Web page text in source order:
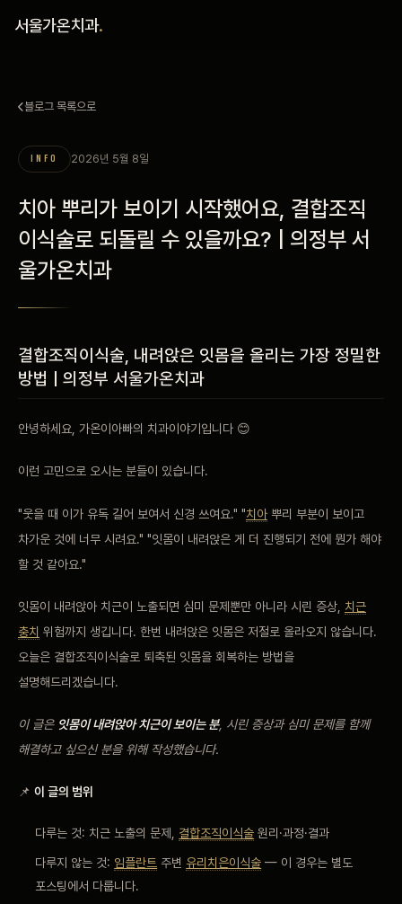
서울가온치과.
의료진
안내
블로그
비포 애프터
공지사항
회원가입 / 로그인
블로그 목록으로
INFO 2026년 5월 8일
치아 뿌리가 보이기 시작했어요, 결합조직
이식술로 되돌릴 수 있을까요? | 의정부 서
울가온치과
결합조직이식술, 내려앉은 잇몸을 올리는 가장 정밀한
방법 | 의정부 서울가온치과
안녕하세요, 가온이아빠의 치과이야기입니다 😊
이런 고민으로 오시는 분들이 있습니다.
"웃을 때 이가 유독 길어 보여서 신경 쓰여요." "치아 뿌리 부분이 보이고
차가운 것에 너무 시려요." "잇몸이 내려앉은 게 더 진행되기 전에 뭔가 해야
할 것 같아요."
잇몸이 내려앉아 치근이 노출되면 심미 문제뿐만 아니라 시린 증상, 치근
충치 위험까지 생깁니다. 한번 내려앉은 잇몸은 저절로 올라오지 않습니다.
오늘은 결합조직이식술로 퇴축된 잇몸을 회복하는 방법을
설명해드리겠습니다.
이 글은 잇몸이 내려앉아 치근이 보이는 분, 시린 증상과 심미 문제를 함께
해결하고 싶으신 분을 위해 작성했습니다.
📌 이 글의 범위
다루는 것: 치근 노출의 문제, 결합조직이식술 원리·과정·결과
다루지 않는 것: 임플란트 주변유리치은이식술 — 이 경우는 별도
포스팅에서 다룹니다.